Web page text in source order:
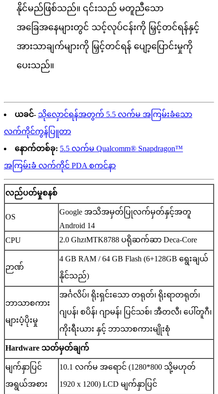
နိုင်မည်ဖြစ်သည်။ ၎င်းသည် မတူညီသော
အခြေအနေများတွင် သင့်လုပ်ငန်းကို မြှင့်တင်ရန်နှင့်
အားသာချက်များကို မြှင့်တင်ရန် ပျော့ပြောင်းမှုကို
ပေးသည်။
ယခင်- သိုလှောင်ရန်အတွက် 5.5 လက်မ အကြမ်းခံသော
လက်ကိုင်ကွန်ပြူတာ
နောက်တစ်ခု: 5.5 လက်မ Qualcomm® Snapdragon™
အကြမ်းခံ လက်ကိုင် PDA စကင်နာ
လည်ပတ်မှုစနစ်
OS
Google အသိအမှတ်ပြုလက်မှတ်နှင့်အတူ
Android 14
CPU
2.0 Ghz၊MTK8788 ပရိုဆက်ဆာ Deca-Core
ဉာဏ်
4 GB RAM / 64 GB Flash (6+128GB ရွေးချယ်
နိုင်သည်)
ဘာသာစကား
များပံ့ပိုးမှု
အင်္ဂလိပ်၊ ရိုးရှင်းသော တရုတ်၊ ရိုးရာတရုတ်၊
ဂျပန်၊ စပိန်၊ ဂျာမန်၊ ပြင်သစ်၊ အီတလီ၊ ပေါ်တူဂီ၊
ကိုးရီးယား နှင့် ဘာသာစကားမျိုးစုံ
Hardware သတ်မှတ်ချက်
မျက်နှာပြင်
အရွယ်အစား
10.1 လက်မ အရောင် (1280*800 သို့မဟုတ်
1920 x 1200) LCD မျက်နှာပြင်